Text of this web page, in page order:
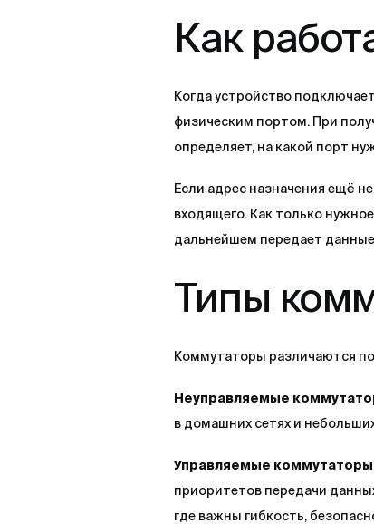
Как
Когда устройство
физическим портом. При
определяет, на какой порт
Если адрес назначения ещё
входящего. Как только
дальнейшем передает
Типы
Коммутаторы различаются
Неуправляемые
в домашних сетях и
Управляемые коммутаторы
приоритетов передачи
где важны гибкость,